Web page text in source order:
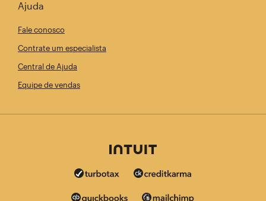
Ajuda
Fale conosco
Contrate um especialista
Central de Ajuda
Equipe de vendas